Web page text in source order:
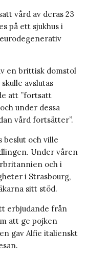
vård av deras 23
på ett sjukhus i
en brittisk domstol
avslutas
att ”fortsatt
under dessa
vård fortsätter”.
beslut och ville
Under våren
och i
i Strasbourg,
sitt stöd.
erbjudande från
att ge pojken
gav Alfie italienskt